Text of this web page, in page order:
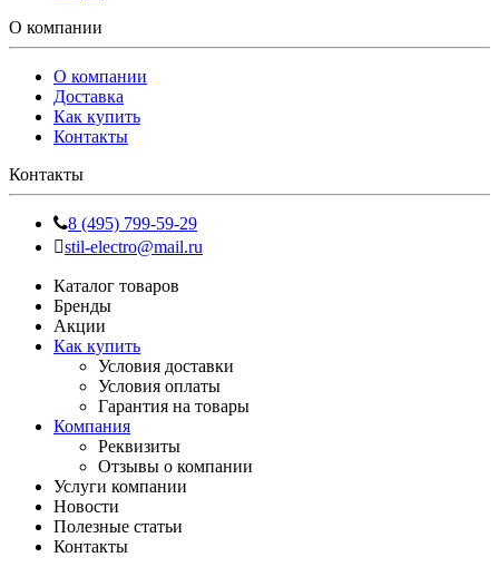
О компании
О компании
Доставка
Как купить
Контакты
Контакты
8 (495) 799-59-29
stil-electro@mail.ru
Каталог товаров
Бренды
Акции
Как купить
Условия доставки
Условия оплаты
Гарантия на товары
Компания
Реквизиты
Отзывы о компании
Услуги компании
Новости
Полезные статьи
Контакты